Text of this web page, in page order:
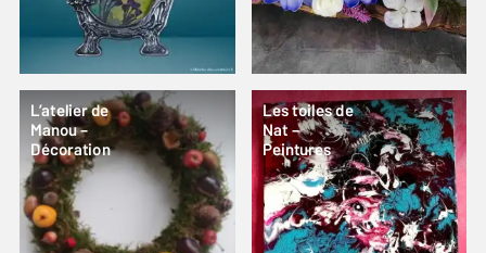
L’atelier de
Manou –
Décoration
Les toiles de
Nat –
Peintures